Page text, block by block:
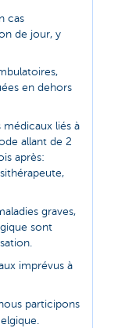
cas
de jour, y
en dehors
médicaux liés à
allant de 2
après:
graves,
sont
imprévus à
participons